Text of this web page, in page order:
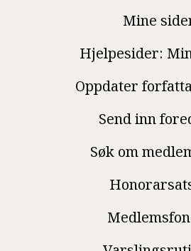
Mine
Hjelpesider:
Oppdater
Send inn
Søk om